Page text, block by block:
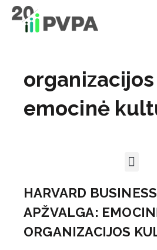
organizacijos
emocinė
HARVARD
APŽVALGA:
ORGANIZACIJOS